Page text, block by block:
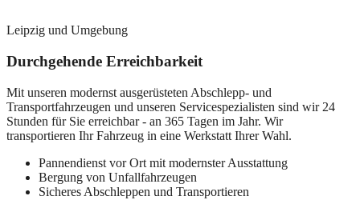
Leipzig und Umgebung
Durchgehende Erreichbarkeit
Mit unseren modernst ausgerüsteten Abschlepp- und
Transportfahrzeugen und unseren Servicespezialisten sind wir 24
Stunden für Sie erreichbar - an 365 Tagen im Jahr. Wir
transportieren Ihr Fahrzeug in eine Werkstatt Ihrer Wahl.
Pannendienst vor Ort mit modernster Ausstattung
Bergung von Unfallfahrzeugen
Sicheres Abschleppen und Transportieren